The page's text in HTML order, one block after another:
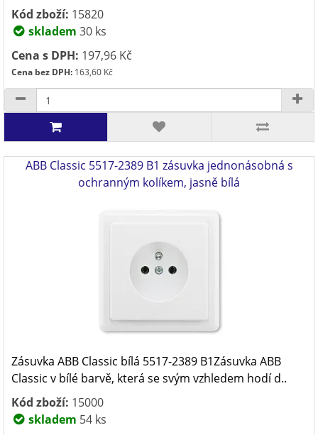
Kód zboží: 15820
skladem 30 ks
Cena s DPH: 197,96 Kč
Cena bez DPH: 163,60 Kč
ABB Classic 5517-2389 B1 zásuvka jednonásobná s
ochranným kolíkem, jasně bílá
Zásuvka ABB Classic bílá 5517-2389 B1Zásuvka ABB
Classic v bílé barvě, která se svým vzhledem hodí d..
Kód zboží: 15000
skladem 54 ks